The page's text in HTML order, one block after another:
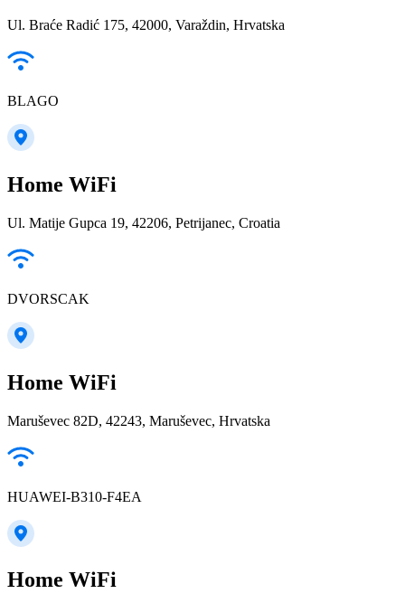
Ul. Braće Radić 175, 42000, Varaždin, Hrvatska
BLAGO
Home WiFi
Ul. Matije Gupca 19, 42206, Petrijanec, Croatia
DVORSCAK
Home WiFi
Maruševec 82D, 42243, Maruševec, Hrvatska
HUAWEI-B310-F4EA
Home WiFi